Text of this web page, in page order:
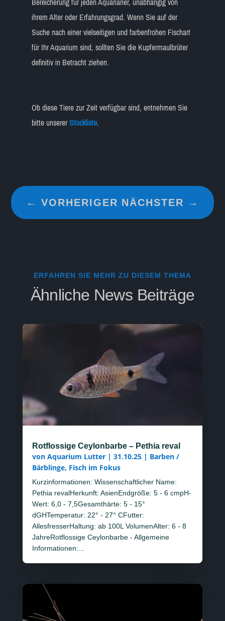
ihrem Alter oder Erfahrungsgrad. Wenn Sie auf der
Suche nach einer vielseitigen und farbenfrohen Fischart
für Ihr Aquarium sind, sollten Sie die Kupfermaulbrüter
definitiv in Betracht ziehen.
Ob diese Tiere zur Zeit verfügbar sind, entnehmen Sie
bitte unsererStockliste.
←VORHERIGER NÄCHSTER →
ERFAHREN SIE MEHR ZU DIESEM THEMA
Ähnliche News Beiträge
Rotflossige Ceylonbarbe – Pethia reval
von Aquarium Lutter| 31.10.25| Barben /
Bärblinge, Fisch im Fokus
Kurzinformationen: Wissenschaftlicher Name:
Pethia revalHerkunft: AsienEndgröße: 5 - 6 cmpH-
Wert: 6,0 - 7,5Gesamthärte: 5 - 15°
dGHTemperatur: 22° - 27° CFutter:
AllesfresserHaltung: ab 100L VolumenAlter: 6 - 8
JahreRotflossige Ceylonbarbe - Allgemeine
Informationen:...